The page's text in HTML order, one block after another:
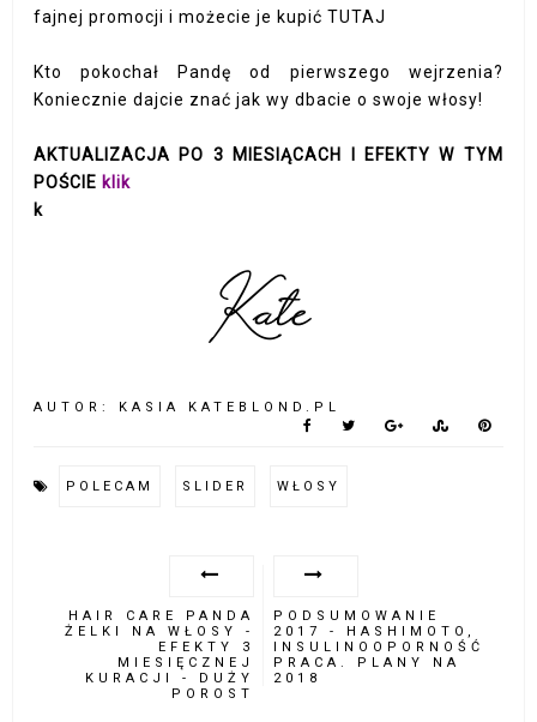
fajnej promocji i możecie je kupićTUTAJ
Kto pokochał Pandę od pierwszego wejrzenia?
Koniecznie dajcie znać jak wy dbacie o swoje włosy!
AKTUALIZACJA PO 3 MIESIĄCACH I EFEKTY W TYM
POŚCIE klik
k
AUTOR: KASIA KATEBLOND.PL
POLECAM SLIDER WŁOSY
HAIR CARE PANDA
ŻELKI NA WŁOSY -
EFEKTY 3
MIESIĘCZNEJ
KURACJI - DUŻY
POROST
PODSUMOWANIE
2017 - HASHIMOTO,
INSULINOOPORNOŚĆ
PRACA. PLANY NA
2018